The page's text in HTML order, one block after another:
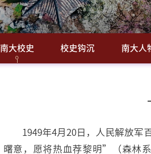
南大校史 校史钩沉 南大人
1949年4月20日，人民解放
曙意，愿将热血荐黎明”（森林